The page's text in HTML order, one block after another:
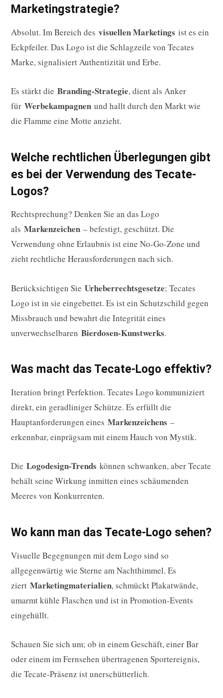
Marketingstrategie?
Absolut. Im Bereich des visuellen Marketings ist es ein
Eckpfeiler. Das Logo ist die Schlagzeile von Tecates
Marke, signalisiert Authentizität und Erbe.
Es stärkt die Branding-Strategie, dient als Anker
für Werbekampagnen und hallt durch den Markt wie
die Flamme eine Motte anzieht.
Welche rechtlichen Überlegungen gibt
es bei der Verwendung des Tecate-
Logos?
Rechtsprechung? Denken Sie an das Logo
als Markenzeichen – befestigt, geschützt. Die
Verwendung ohne Erlaubnis ist eine No-Go-Zone und
zieht rechtliche Herausforderungen nach sich.
Berücksichtigen Sie Urheberrechtsgesetze; Tecates
Logo ist in sie eingebettet. Es ist ein Schutzschild gegen
Missbrauch und bewahrt die Integrität eines
unverwechselbaren Bierdosen-Kunstwerks.
Was macht das Tecate-Logo effektiv?
Iteration bringt Perfektion. Tecates Logo kommuniziert
direkt, ein geradliniger Schütze. Es erfüllt die
Hauptanforderungen eines Markenzeichens –
erkennbar, einprägsam mit einem Hauch von Mystik.
Die Logodesign-Trends können schwanken, aber Tecate
behält seine Wirkung inmitten eines schäumenden
Meeres von Konkurrenten.
Wo kann man das Tecate-Logo sehen?
Visuelle Begegnungen mit dem Logo sind so
allgegenwärtig wie Sterne am Nachthimmel. Es
ziert Marketingmaterialien, schmückt Plakatwände,
umarmt kühle Flaschen und ist in Promotion-Events
eingehüllt.
Schauen Sie sich um; ob in einem Geschäft, einer Bar
oder einem im Fernsehen übertragenen Sportereignis,
die Tecate-Präsenz ist unerschütterlich.